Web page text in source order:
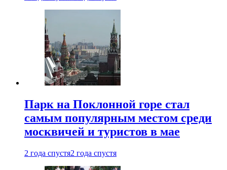
Парк на Поклонной горе стал
самым популярным местом среди
москвичей и туристов в мае
2 года спустя2 года спустя